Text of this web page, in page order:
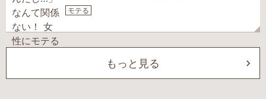
モテる
もっと見る